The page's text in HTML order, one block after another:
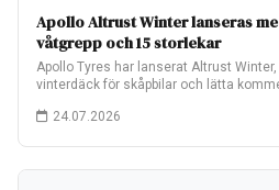
Apollo Altrust Winter lanseras
våtgrepp och 15 storlekar
Apollo Tyres har lanserat Altrust
vinterdäck för skåpbilar och lätta
24.07.2026